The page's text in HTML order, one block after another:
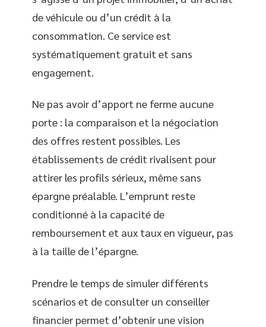
de véhicule ou d’un crédit à la
consommation. Ce service est
systématiquement gratuit et sans
engagement.
Ne pas avoir d’apport ne ferme aucune
porte : la comparaison et la négociation
des offres restent possibles. Les
établissements de crédit rivalisent pour
attirer les profils sérieux, même sans
épargne préalable. L’emprunt reste
conditionné à la capacité de
remboursement et aux taux en vigueur, pas
à la taille de l’épargne.
Prendre le temps de simuler différents
scénarios et de consulter un conseiller
financier permet d’obtenir une vision